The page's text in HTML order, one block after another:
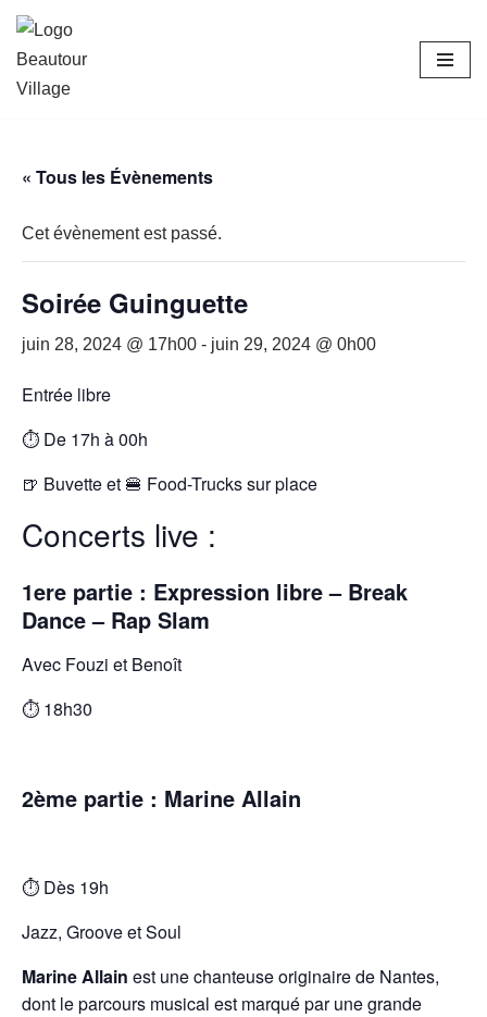
Aller
au
« Tous les Évènements
Cet évènement est passé.
Soirée Guinguette
juin 28, 2024 @ 17h00 - juin 29, 2024 @ 0h00
Entrée libre
⏱️ De 17h à 00h
🍺 Buvette et 🍔 Food-Trucks sur place
Concerts live :
1ere partie : Expression libre – Break
Dance – Rap Slam
Avec Fouzi et Benoît
⏱️ 18h30
2ème partie : Marine Allain
⏱️ Dès 19h
Jazz, Groove et Soul
Marine Allain est une chanteuse originaire de Nantes,
dont le parcours musical est marqué par une grande
Commander